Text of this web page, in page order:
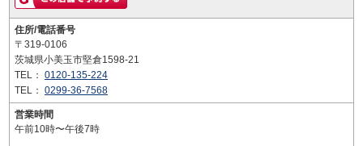
住所/電話番号
〒319-0106
茨城県小美玉市堅倉1598-21
TEL： 0120-135-224
TEL： 0299-36-7568
営業時間
午前10時〜午後7時